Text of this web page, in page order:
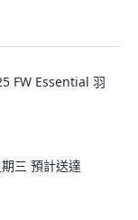
FW Essential 羽
三 預計送達